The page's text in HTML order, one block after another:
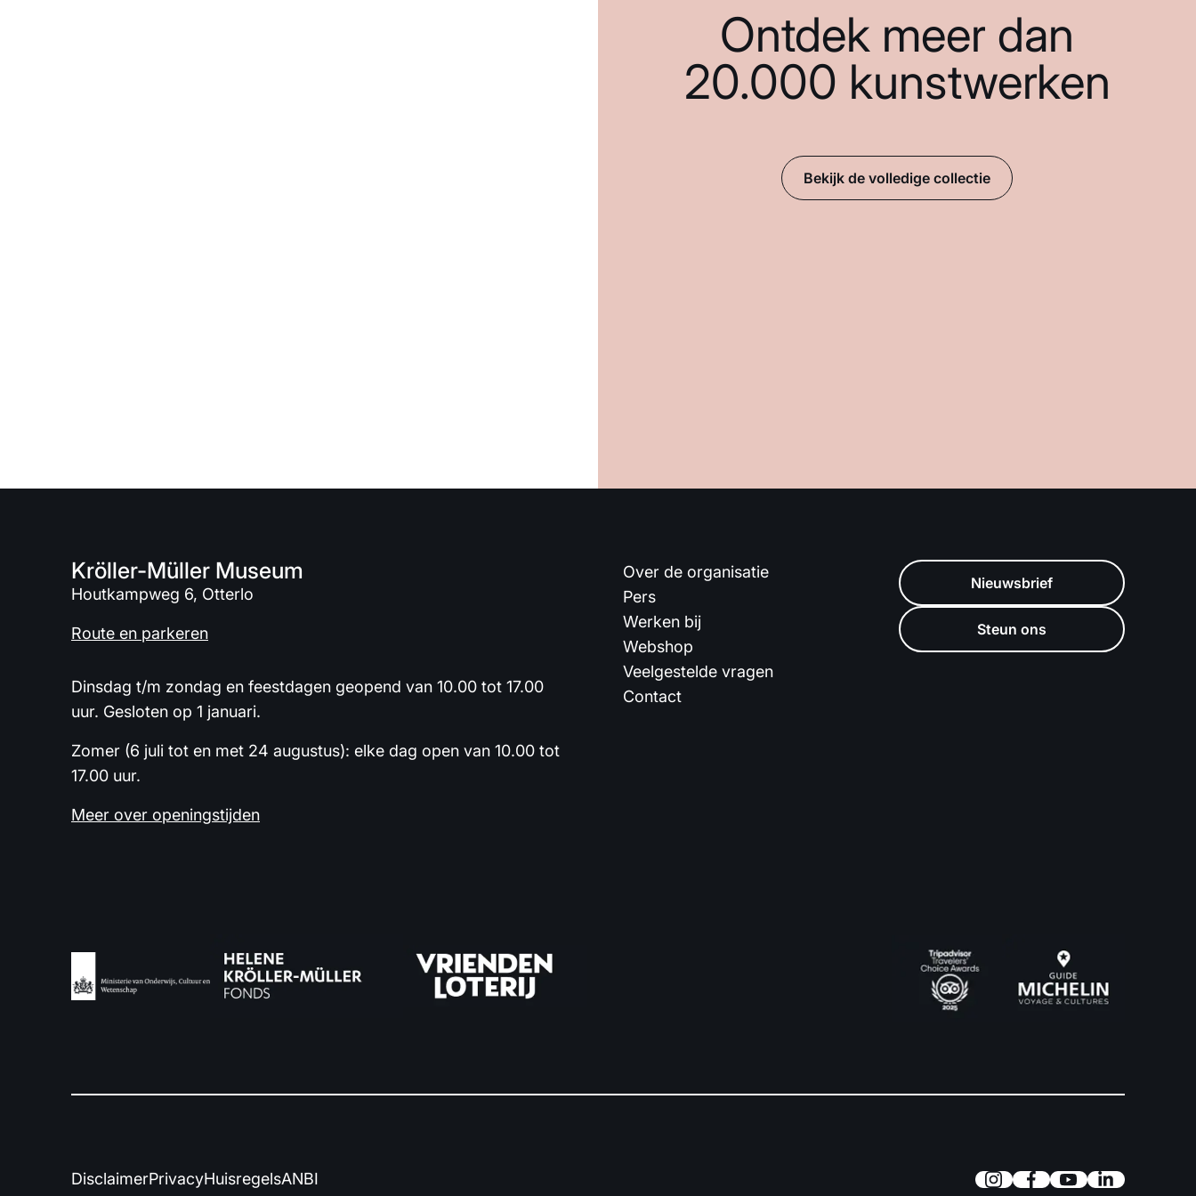
Ontdek meer dan
20.000 kunstwerken
Bekijk de volledige collectie
Kröller-Müller Museum
Houtkampweg 6, Otterlo
Route en parkeren
Dinsdag t/m zondag en feestdagen geopend van 10.00 tot 17.00
uur. Gesloten op 1 januari.
Zomer (6 juli tot en met 24 augustus): elke dag open van 10.00 tot
17.00 uur.
Meer over openingstijden
Over de organisatie
Pers
Werken bij
Webshop
Veelgestelde vragen
Contact
Nieuwsbrief
Steun ons
DisclaimerPrivacyHuisregelsANBI